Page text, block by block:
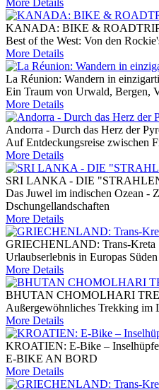
More Details
KANADA: BIKE &
Best of the West: Von den
More Details
La Réunion: Wandern in
Ein Traum von Urwald, Bergen,
More Details
Andorra - Durch das Herz der
Auf Entdeckungsreise zwischen
More Details
SRI LANKA - DIE
Das Juwel im indischen Ozean -
Dschungellandschaften
More Details
GRIECHENLAND: Trans-Kreta
Urlaubserlebnis in Europas Süden
More Details
BHUTAN CHOMOLHARI
Außergewöhnliches Trekking im
More Details
KROATIEN: E-Bike –
E-BIKE AN BORD
More Details